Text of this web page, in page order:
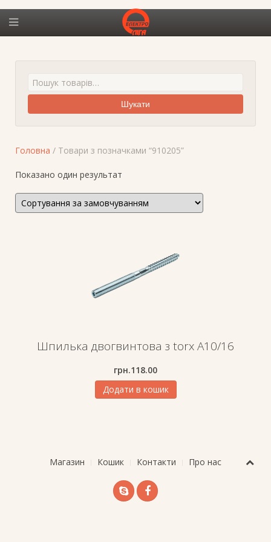
Шукати
Головна / Товари з позначками “910205”
Показано один результат
Шпилька двогвинтова з torx A10/16
грн.118.00
Додати в кошик
Магазин Кошик Контакти Про нас